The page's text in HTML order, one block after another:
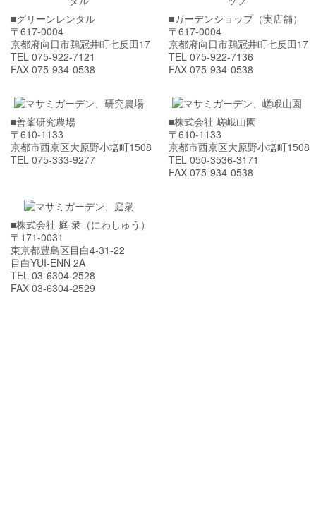
■グリーンレンタル
〒617-0004
京都府向日市鶏冠井町七反田17
TEL 075-922-7121
FAX 075-934-0538
■ガーデンショップ（実店舗）
〒617-0004
京都府向日市鶏冠井町七反田17
TEL 075-922-7136
FAX 075-934-0538
■善峯研究農場
〒610-1133
京都市西京区大原野小塩町1508
TEL 075-333-9277
■株式会社 嵯峨山園
〒610-1133
京都市西京区大原野小塩町1508
TEL 050-3536-3171
FAX 075-934-0538
■株式会社 庭 衆（にわしゅう）
〒171-0031
東京都豊島区目白4-31-22
目白YUI-ENN 2A
TEL 03-6304-2528
FAX 03-6304-2529